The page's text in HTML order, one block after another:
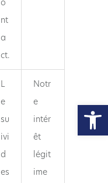
o
nt
a
ct.
L
e
su
ivi
d
es
Notr
e
intér
êt
légit
ime
Ouvrir